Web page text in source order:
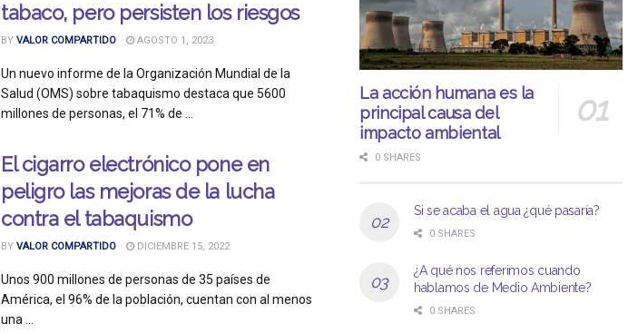
tabaco, pero persisten los riesgos
BY VALOR COMPARTIDO AGOSTO 1, 2023
Un nuevo informe de la Organización Mundial de la
Salud (OMS) sobre tabaquismo destaca que 5600
millones de personas, el 71% de ...
El cigarro electrónico pone en
peligro las mejoras de la lucha
contra el tabaquismo
BY VALOR COMPARTIDO DICIEMBRE 15, 2022
Unos 900 millones de personas de 35 países de
América, el 96% de la población, cuentan con al menos
una ...
La acción humana es la
principal causa del
impacto ambiental
0 SHARES
Si se acaba el agua ¿qué pasaría?
0 SHARES
¿A qué nos referimos cuando
hablamos de Medio Ambiente?
0 SHARES